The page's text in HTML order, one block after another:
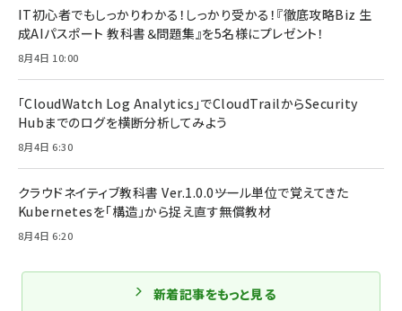
IT初心者でもしっかりわかる！しっかり受かる！『徹底攻略Biz 生
成AIパスポート 教科書＆問題集』を5名様にプレゼント！
8月4日 10:00
「CloudWatch Log Analytics」でCloudTrailからSecurity
Hubまでのログを横断分析してみよう
8月4日 6:30
クラウドネイティブ教科書 Ver.1.0.0――ツール単位で覚えてきた
Kubernetesを「構造」から捉え直す無償教材
8月4日 6:20
新着記事をもっと見る